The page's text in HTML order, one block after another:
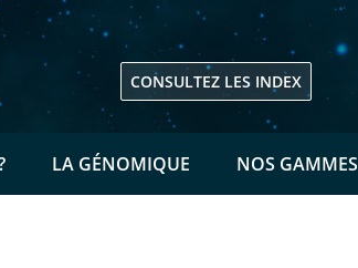
CONSULTEZ LES INDEX
LA GÉNOMIQUE NOS GAMMES